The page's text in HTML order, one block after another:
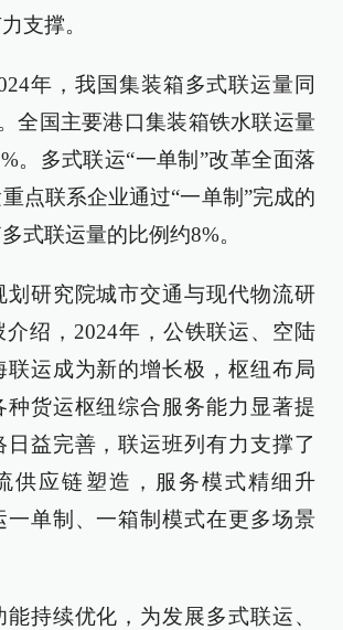
支撑。
年，我国集装箱多式联运量同
全国主要港口集装箱铁水联运量
。多式联运“一单制”改革全面落
点联系企业通过“一单制”完成的
式联运量的比例约8%。
划研究院城市交通与现代物流研
介绍，2024年，公铁联运、空陆
联运成为新的增长极，枢纽布局
种货运枢纽综合服务能力显著提
日益完善，联运班列有力支撑了
供应链塑造，服务模式精细升
一单制、一箱制模式在更多场景
持续优化，为发展多式联运、